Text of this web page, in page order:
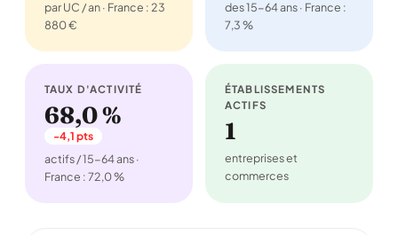
par UC / an · France : 23
880 €
des 15-64 ans · France :
7,3 %
TAUX D'ACTIVITÉ
68,0 %
-4,1 pts
actifs / 15-64 ans ·
France : 72,0 %
ÉTABLISSEMENTS
ACTIFS
1
entreprises et
commerces